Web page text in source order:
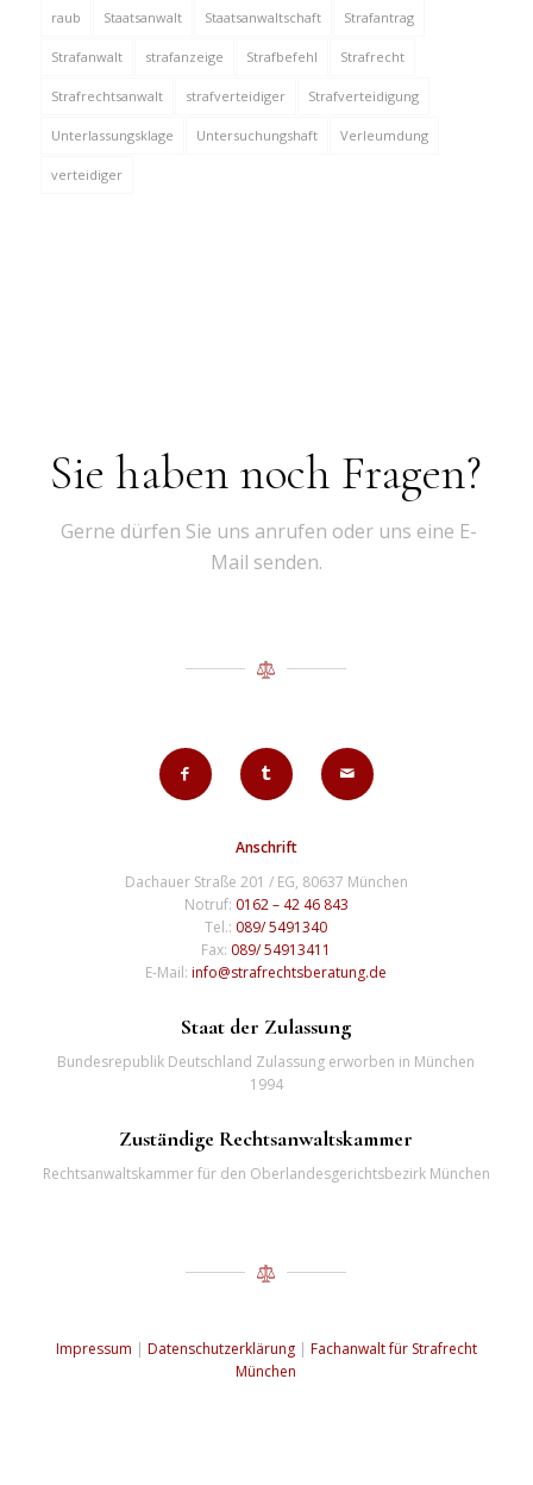
raub Staatsanwalt Staatsanwaltschaft Strafantrag
Strafanwalt strafanzeige Strafbefehl Strafrecht
Strafrechtsanwalt strafverteidiger Strafverteidigung
Unterlassungsklage Untersuchungshaft Verleumdung
verteidiger
Sie haben noch Fragen?
Gerne dürfen Sie uns anrufen oder uns eine E-
Mail senden.
Anschrift
Dachauer Straße 201 / EG, 80637 München
Notruf: 0162 – 42 46 843
Tel.: 089/ 5491340
Fax: 089/ 54913411
E-Mail:info@strafrechtsberatung.de
Staat der Zulassung
Bundesrepublik Deutschland Zulassung erworben in München
1994
Zuständige Rechtsanwaltskammer
Rechtsanwaltskammer für den Oberlandesgerichtsbezirk München
Impressum | Datenschutzerklärung| Fachanwalt für Strafrecht
München